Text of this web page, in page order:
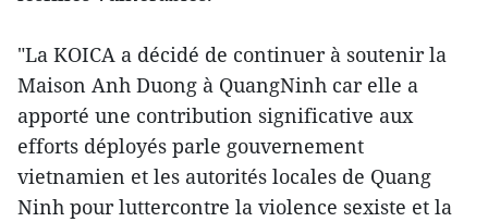
"La KOICA a décidé de continuer à soutenir la
Maison Anh Duong à QuangNinh car elle a
apporté une contribution significative aux
efforts déployés parle gouvernement
vietnamien et les autorités locales de Quang
Ninh pour luttercontre la violence sexiste et la